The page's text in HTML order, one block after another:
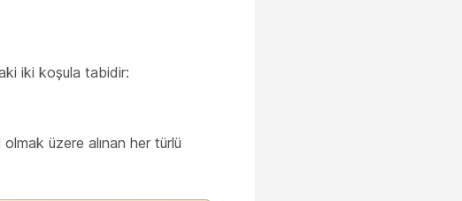
iki koşula tabidir:
üzere alınan her türlü